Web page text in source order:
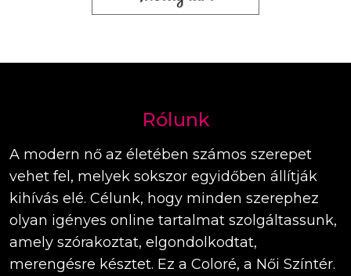
Rólunk
A modern nő az életében számos szerepet
vehet fel, melyek sokszor egyidőben állítják
kihívás elé. Célunk, hogy minden szerephez
olyan igényes online tartalmat szolgáltassunk,
amely szórakoztat, elgondolkodtat,
merengésre késztet. Ez a Coloré, a Női Színtér.